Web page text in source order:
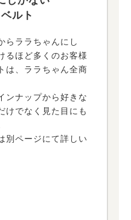
ルト
らララちゃんにし
るほど多くのお客様
は、ララちゃん全商
ンナップから好きな
けでなく見た目にも
別ページにて詳しい